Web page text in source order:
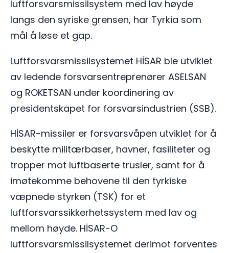
luftforsvarsmissilsystem med lav høyde
langs den syriske grensen, har Tyrkia som
mål å løse et gap.
Luftforsvarsmissilsystemet HİSAR ble utviklet
av ledende forsvarsentreprenører ASELSAN
og ROKETSAN under koordinering av
presidentskapet for forsvarsindustrien (SSB).
HİSAR-missiler er forsvarsvåpen utviklet for å
beskytte militærbaser, havner, fasiliteter og
tropper mot luftbaserte trusler, samt for å
imøtekomme behovene til den tyrkiske
væpnede styrken (TSK) for et
luftforsvarssikkerhetssystem med lav og
mellom høyde. HİSAR-O
luftforsvarsmissilsystemet derimot forventes